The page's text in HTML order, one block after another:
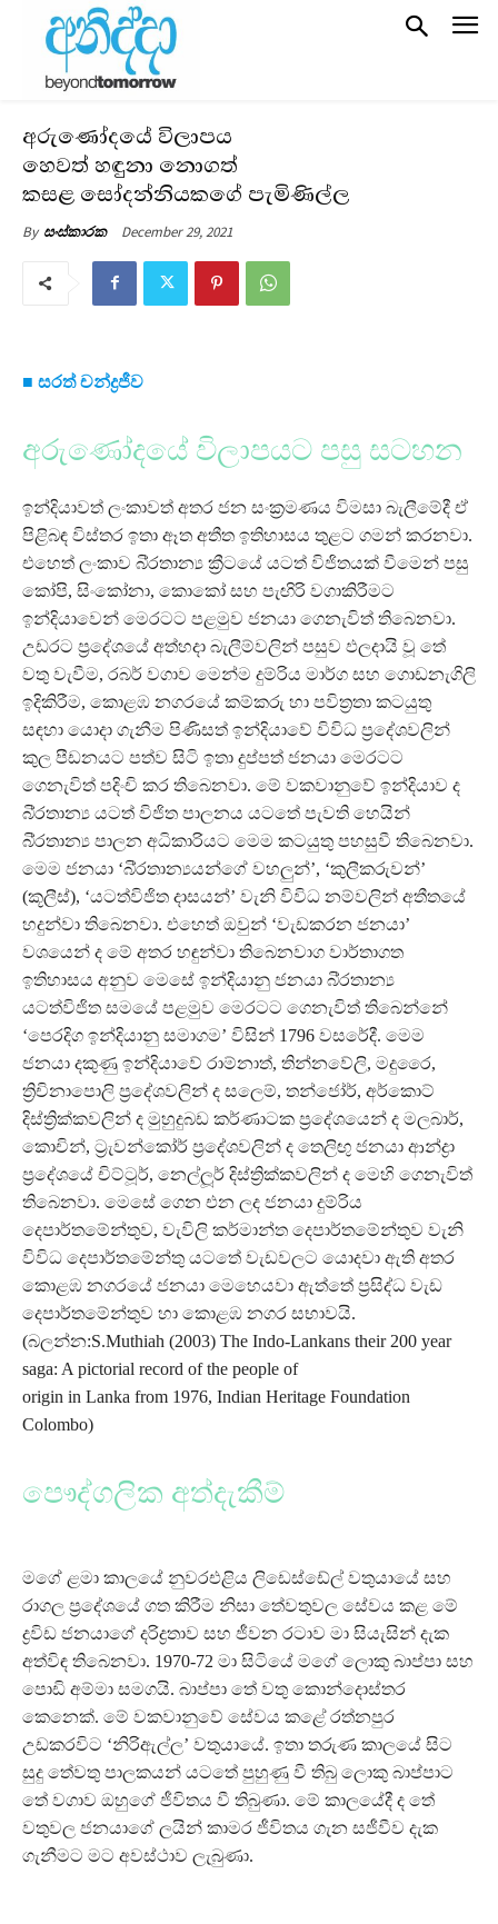
අරුණෝදයේ විලාපය
හෙවත් හඳුනා නොගත්
කසළ සෝදන්නියකගේ පැමිණිල්ල
By සංස්කාරක December 29, 2021
■ සරත් චන්ද්‍රජීව
අරුණෝදයේ විලාපයට පසු සටහන
ඉන්දියාවත් ලංකාවත් අතර ජන සංක්‍රමණය විමසා බැලීමේදී ඒ
පිළිබඳ විස්තර ඉතා ඈත අතීත ඉතිහාසය තුළට ගමන් කරනවා.
එහෙත් ලංකාව බි්‍රතාන්‍ය ක්‍රීටයේ යටත් විජිතයක් වීමෙන් පසු
කෝපි, සිංකෝනා, කොකෝ සහ පැඟිරි වගාකිරීමට
ඉන්දියාවෙන් මෙරටට පළමුව ජනයා ගෙනැවිත් තිබෙනවා.
උඩරට ප්‍රදේශයේ අත්හදා බැලීම්වලින් පසුව ඵලදායි වූ තේ
වතු වැවීම, රබර් වගාව මෙන්ම දුම්රිය මාර්ග සහ ගොඩනැගිලි
ඉදිකිරීම, කොළඹ නගරයේ කම්කරු හා පවිත්‍රතා කටයුතු
සඳහා යොදා ගැනීම පිණිසත් ඉන්දියාවේ විවිධ ප්‍රදේශවලින්
කුල පීඩනයට පත්ව සිටි ඉතා දුප්පත් ජනයා මෙරටට
ගෙනැවිත් පදිංචි කර තිබෙනවා. මේ වකවානුවේ ඉන්දියාව ද
බි්‍රතාන්‍ය යටත් විජිත පාලනය යටතේ පැවති හෙයින්
බි්‍රතාන්‍ය පාලන අධිකාරියට මෙම කටයුතු පහසුවී තිබෙනවා.
මෙම ජනයා ‘බි්‍රතාන්‍යයන්ගේ වහලුන්’, ‘කුලීකරුවන්’
(කූලීස්), ‘යටත්විජිත දාසයන්’ වැනි විවිධ නම්වලින් අතීතයේ
හදුන්වා තිබෙනවා. එහෙත් ඔවුන් ‘වැඩකරන ජනයා’
වශයෙන් ද මේ අතර හඳුන්වා තිබෙනවාග වාර්තාගත
ඉතිහාසය අනුව මෙසේ ඉන්දියානු ජනයා බි්‍රතාන්‍ය
යටත්විජිත සමයේ පළමුව මෙරටට ගෙනැවිත් තිබෙන්නේ
‘පෙරදිග ඉන්දියානු සමාගම’ විසින් 1796 වසරේදී. මෙම
ජනයා දකුණු ඉන්දියාවේ රාම්නාත්, තින්නවේලි, මදුරෛ,
ත්‍රිචිනාපොලි ප්‍රදේශවලින් ද සලෙම්, තන්ජෝර්, අර්කොට්
දිස්ත්‍රික්කවලින් ද මුහුදුබඩ කර්ණාටක ප්‍රදේශයෙන් ද මලබාර්,
කොචින්, ට්‍රැවන්කෝර් ප්‍රදේශවලින් ද තෙලිඟු ජනයා ආන්ද්‍රා
ප්‍රදේශයේ චිට්ටූර්, නෙල්ලූර් දිස්ත්‍රික්කවලින් ද මෙහි ගෙනැවිත්
තිබෙනවා. මෙසේ ගෙන එන ලද ජනයා දුම්රිය
දෙපාර්තමේන්තුව, වැවිලි කර්මාන්ත දෙපාර්තමේන්තුව වැනි
විවිධ දෙපාර්තමේන්තු යටතේ වැඩවලට යොදවා ඇති අතර
කොළඹ නගරයේ ජනයා මෙහෙයවා ඇත්තේ ප්‍රසිද්ධ වැඩ
දෙපාර්තමේන්තුව හා කොළඹ නගර සභාවයි.
(බලන්න:S.Muthiah (2003) The Indo-Lankans their 200 year
saga: A pictorial record of the people of
origin in Lanka from 1976, Indian Heritage Foundation
Colombo)
පෞද්ගලික අත්දැකීම්
මගේ ළමා කාලයේ නුවරඑළිය ලිඩෙස්ඩේල් වතුයායේ සහ
රාගල ප්‍රදේශයේ ගත කිරීම නිසා තේවතුවල සේවය කළ මේ
ද්‍රවිඩ ජනයාගේ දරිද්‍රතාව සහ ජීවන රටාව මා සියැසින් දැක
අත්විඳ තිබෙනවා. 1970-72 මා සිටියේ මගේ ලොකු බාප්පා සහ
පොඩි අම්මා සමගයි. බාප්පා තේ වතු කොන්දොස්තර
කෙනෙක්. මේ වකවානුවේ සේවය කළේ රත්නපුර
උඩකරවිට ‘නිරිඇල්ල’ වතුයායේ. ඉතා තරුණ කාලයේ සිට
සුදු තේවතු පාලකයන් යටතේ පුහුණු වී තිබු ලොකු බාප්පාට
තේ වගාව ඔහුගේ ජීවිතය වී තිබුණා. මේ කාලයේදී ද තේ
වතුවල ජනයාගේ ලයින් කාමර ජීවිතය ගැන සජීවීව දැක
ගැනීමට මට අවස්ථාව ලැබුණා.